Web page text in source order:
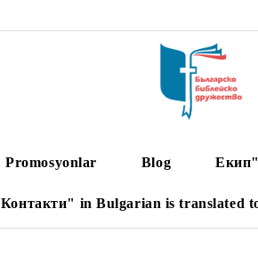
Promosyonlar Blog Екип"
Контакти" in Bulgarian is translated